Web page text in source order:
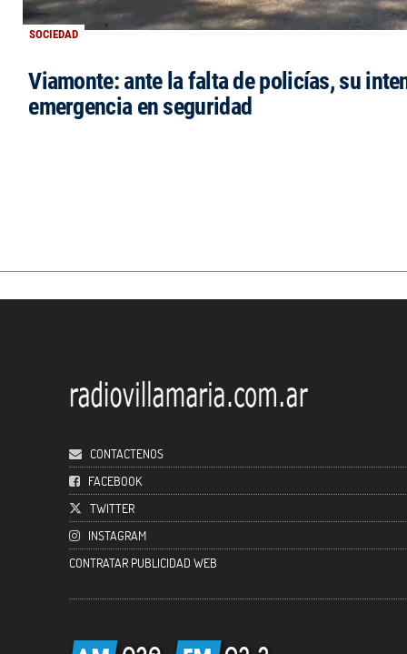
SOCIEDAD
Viamonte: ante la falta de policías, su
emergencia en seguridad
CONTACTENOS
FACEBOOK
TWITTER
INSTAGRAM
CONTRATAR PUBLICIDAD WEB